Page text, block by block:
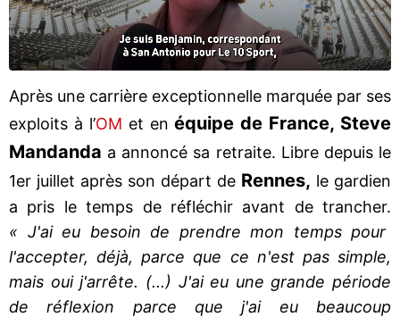
Après une carrière exceptionnelle marquée par ses
exploits à l’OM et en équipe de France, Steve
Mandanda a annoncé sa retraite. Libre depuis le
1er juillet après son départ de Rennes, le gardien
a pris le temps de réfléchir avant de trancher.
« J'ai eu besoin de prendre mon temps pour
l'accepter, déjà, parce que ce n'est pas simple,
mais oui j'arrête. (...) J'ai eu une grande période
de réflexion parce que j'ai eu beaucoup